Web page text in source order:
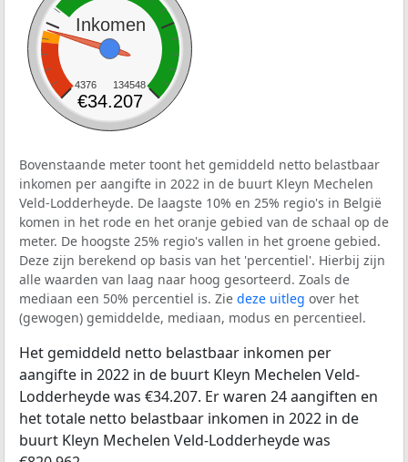
Inkomen
4376 134548
€34.207
Bovenstaande meter toont het gemiddeld netto belastbaar
inkomen per aangifte in 2022 in de buurt Kleyn Mechelen
Veld-Lodderheyde. De laagste 10% en 25% regio's in België
komen in het rode en het oranje gebied van de schaal op de
meter. De hoogste 25% regio's vallen in het groene gebied.
Deze zijn berekend op basis van het 'percentiel'. Hierbij zijn
alle waarden van laag naar hoog gesorteerd. Zoals de
mediaan een 50% percentiel is. Zie deze uitleg over het
(gewogen) gemiddelde, mediaan, modus en percentieel.
Het gemiddeld netto belastbaar inkomen per
aangifte in 2022 in de buurt Kleyn Mechelen Veld-
Lodderheyde was €34.207. Er waren 24 aangiften en
het totale netto belastbaar inkomen in 2022 in de
buurt Kleyn Mechelen Veld-Lodderheyde was